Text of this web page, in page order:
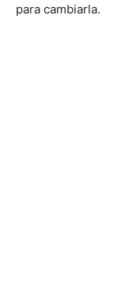
para cambiarla.